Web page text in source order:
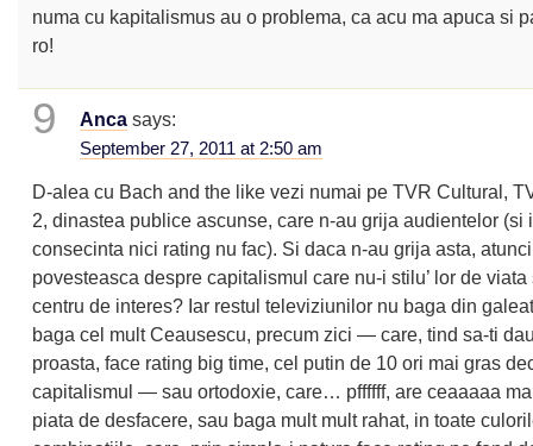
numa cu kapitalismus au o problema, ca acu ma apuca si
ro!
9 Anca says:
September 27, 2011 at 2:50 am
D-alea cu Bach and the like vezi numai pe TVR Cultural,
2, dinastea publice ascunse, care n-au grija audientelor (si
consecinta nici rating nu fac). Si daca n-au grija asta,
povesteasca despre capitalismul care nu-i stilu’ lor de
centru de interes? Iar restul televiziunilor nu baga din
baga cel mult Ceausescu, precum zici — care, tind sa-ti
proasta, face rating big time, cel putin de 10 ori mai gras
capitalismul — sau ortodoxie, care… pffffff, are ceaaaaa
piata de desfacere, sau baga mult mult rahat, in toate